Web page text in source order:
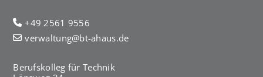
+49 2561 9556
verwaltung@bt-ahaus.de
Berufskolleg für Technik